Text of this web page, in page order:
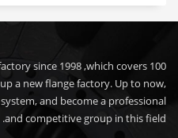
since 1998 ,which covers 100
a new flange factory. Up to now,
and become a professional
and competitive group in this field.